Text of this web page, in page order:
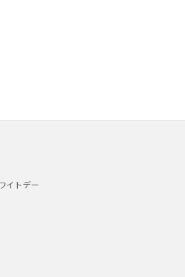
イトデー